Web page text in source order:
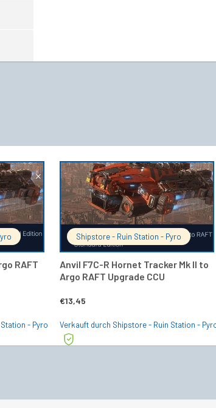
RAFT
WARENKORB
- Pyro
Shipstore - Ruin Station - Pyro
Anvil F7C-R Hornet Tracker Mk II to
Argo RAFT Upgrade CCU
€13,45
IN DEN
Verkauft durch Shipstore - Ruin Station -